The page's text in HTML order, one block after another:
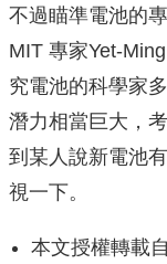
不過瞄準電池的
MIT 專家Yet-
究電池的科學家
潛力相當巨大，
到某人說新電池
視一下。
本文授權轉載自